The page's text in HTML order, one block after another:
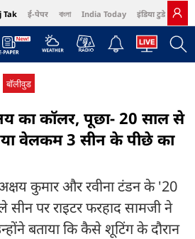
Tak ई-पेपर বাংলা India Today इंडिया टुडे हिंदी
Harper's Bazaar Northeast
बॉलीवुड
का कॉलर, पूछा- 20 साल से
वेलकम 3 सीन के पीछे का
कुमार और रवीना टंडन के '20
पर राइटर फरहाद सामजी ने
बताया कि कैसे शूटिंग के दौरान